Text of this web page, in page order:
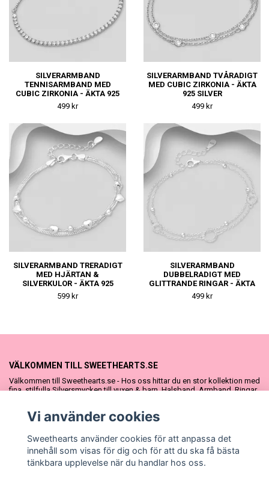
SILVERARMBAND
TENNISARMBAND MED
CUBIC ZIRKONIA - ÄKTA 925
SILVER
499 kr
SILVERARMBAND TVÅRADIGT
MED CUBIC ZIRKONIA - ÄKTA
925 SILVER
499 kr
SILVERARMBAND TRERADIGT
MED HJÄRTAN &
SILVERKULOR - ÄKTA 925
SILVER
599 kr
SILVERARMBAND
DUBBELRADIGT MED
GLITTRANDE RINGAR - ÄKTA
925 SILVER
499 kr
VÄLKOMMEN TILL SWEETHEARTS.SE
Välkommen till Sweethearts.se - Hos oss hittar du en stor kollektion med
fina, stilfulla Silversmycken till vuxen & barn. Halsband, Armband, Ringar
vår söta Sweethearts kolllektion med barnsmycken, tyllkjolar &
Vi använder cookies
Sweethearts använder cookies för att anpassa det
innehåll som visas för dig och för att du ska få bästa
tänkbara upplevelse när du handlar hos oss.